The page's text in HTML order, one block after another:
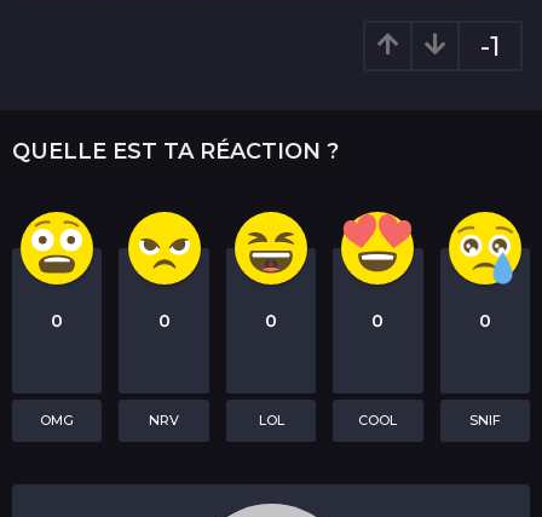
-1
QUELLE EST TA RÉACTION ?
0
OMG
0
NRV
0
LOL
0
COOL
0
SNIF